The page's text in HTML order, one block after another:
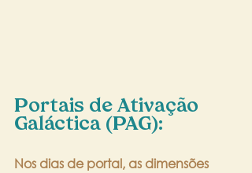
Portais de Ativação
Galáctica (PAG):
Nos dias de portal, as dimensões